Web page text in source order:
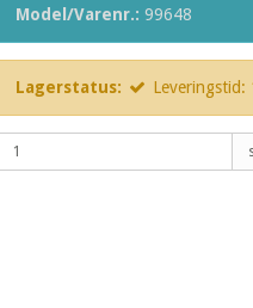
Model/Varenr.: 99648
Lagerstatus: Leveringstid: